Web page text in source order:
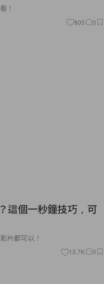
！
805 0
這個一秒鐘技巧，可
片都可以！
13.7K 0